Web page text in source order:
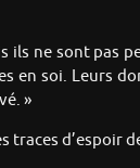
ils ne sont
en soi. Leurs
»
traces d’espoir